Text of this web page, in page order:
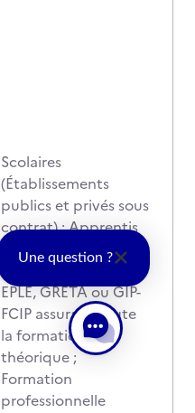
Scolaires
(Établissements
publics et privés sous
contrat) ; Apprentis
en CFA habilité ou en
CFA porté par un
EPLE, GRETA ou GIP-
FCIP assurant toute
la formation
théorique ;
Formation
professionnelle
Une question ?